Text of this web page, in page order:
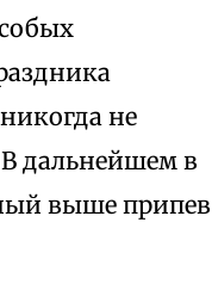
не
дальнейшем в
выше припев